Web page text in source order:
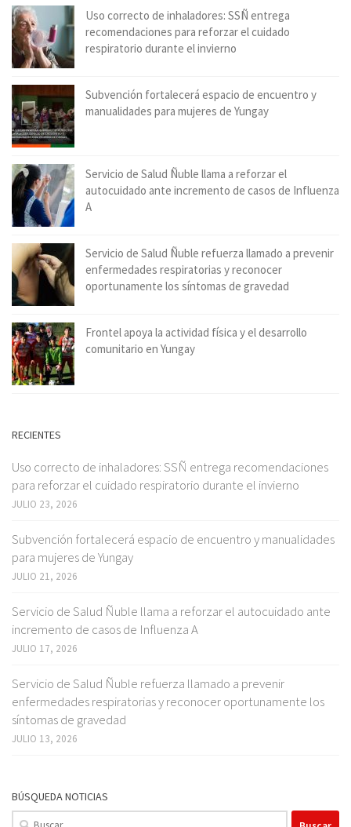
Uso correcto de inhaladores: SSÑ entrega
recomendaciones para reforzar el cuidado
respiratorio durante el invierno
Subvención fortalecerá espacio de encuentro y
manualidades para mujeres de Yungay
Servicio de Salud Ñuble llama a reforzar el
autocuidado ante incremento de casos de Influenza
A
Servicio de Salud Ñuble refuerza llamado a prevenir
enfermedades respiratorias y reconocer
oportunamente los síntomas de gravedad
Frontel apoya la actividad física y el desarrollo
comunitario en Yungay
RECIENTES
Uso correcto de inhaladores: SSÑ entrega recomendaciones
para reforzar el cuidado respiratorio durante el invierno
JULIO 23, 2026
Subvención fortalecerá espacio de encuentro y manualidades
para mujeres de Yungay
JULIO 21, 2026
Servicio de Salud Ñuble llama a reforzar el autocuidado ante
incremento de casos de Influenza A
JULIO 17, 2026
Servicio de Salud Ñuble refuerza llamado a prevenir
enfermedades respiratorias y reconocer oportunamente los
síntomas de gravedad
JULIO 13, 2026
BÚSQUEDA NOTICIAS
Buscar: